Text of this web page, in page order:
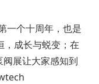
一个十周年，也是
，成长与蜕变；在
阀展让大家感知到